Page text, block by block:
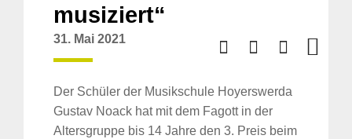
musiziert“
31. Mai 2021
Der Schüler der Musikschule Hoyerswerda
Gustav Noack hat mit dem Fagott in der
Altersgruppe bis 14 Jahre den 3. Preis beim